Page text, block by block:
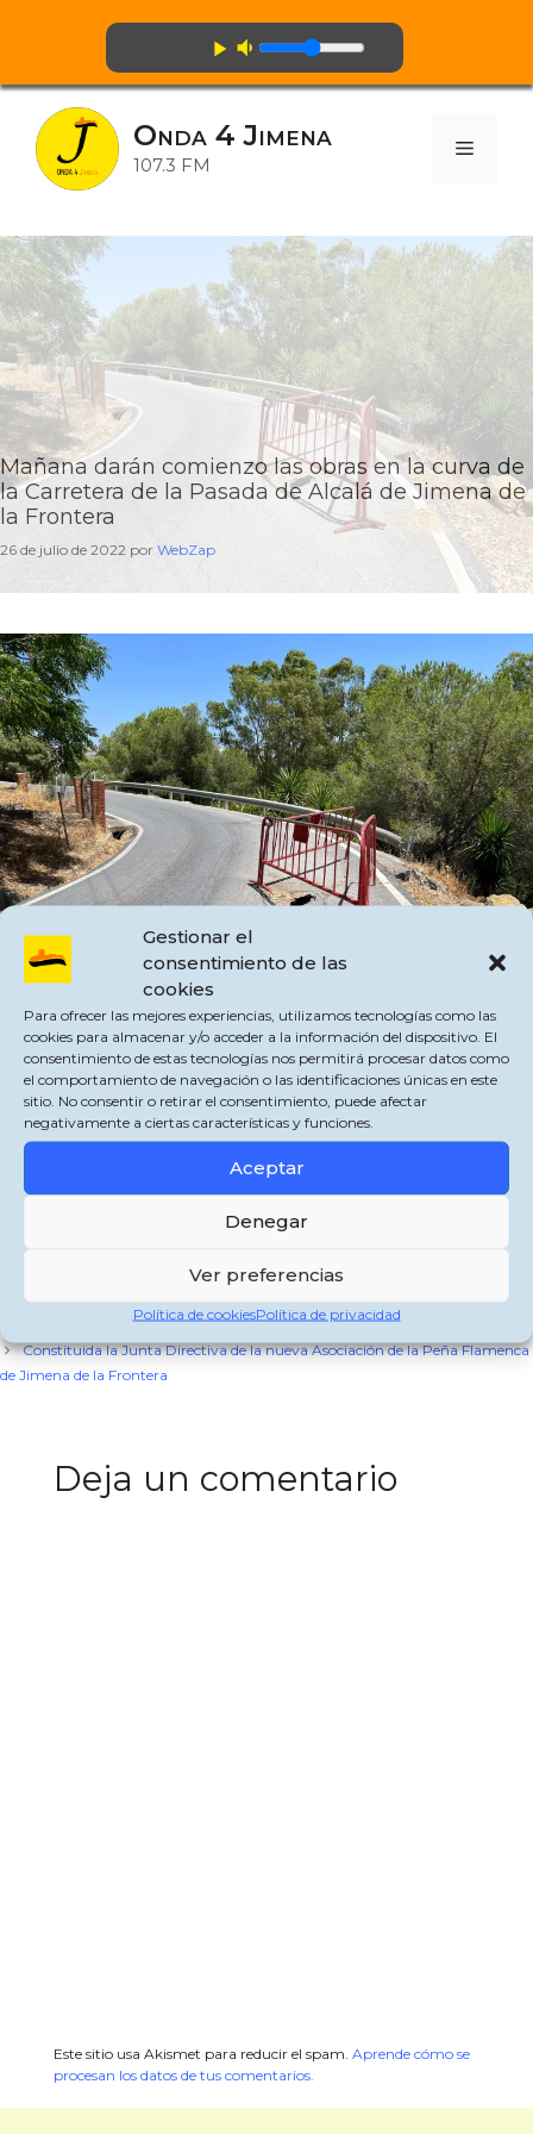
Gestionar el
consentimiento de las
cookies
Para ofrecer las mejores experiencias, utilizamos tecnologías como las
cookies para almacenar y/o acceder a la información del dispositivo. El
consentimiento de estas tecnologías nos permitirá procesar datos como
el comportamiento de navegación o las identificaciones únicas en este
sitio. No consentir o retirar el consentimiento, puede afectar
negativamente a ciertas características y funciones.
Aceptar
Denegar
Ver preferencias
Política de cookiesPolítica de privacidad
Saltar
contenido
play_arrow volume_down
Onda 4 Jimena
107.3 FM
Menú
Mañana darán comienzo las obras en la curva de
la Carretera de la Pasada de Alcalá de Jimena de
la Frontera
26 de julio de 2022 por WebZap
Mañana, miércoles 27 de julio de 2022, se inician las obras en la curva en mal
estado de la Carretera de la Pasada de Alcalá de Jimena de la Frontera.
Comparte esto:
WhatsApp
Categorías
Jimena de la Frontera
El Área de Turismo presenta el programa de “Visitas Guiadas bajo las
estrellas en el Castillo-Fortaleza 2022” con tres visitas guiadas nocturnas a la
semana durante el verano
Constituida la Junta Directiva de la nueva Asociación de la Peña Flamenca
de Jimena de la Frontera
Deja un comentario
Este sitio usa Akismet para reducir el spam. Aprende cómo se
procesan los datos de tus comentarios.